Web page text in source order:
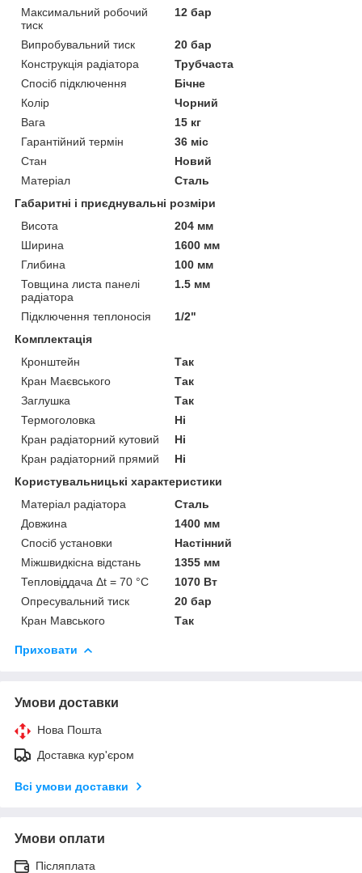
Максимальний робочий
тиск
12 бар
Випробувальний тиск
20 бар
Конструкція радіатора
Трубчаста
Спосіб підключення
Бічне
Колір
Чорний
Вага
15 кг
Гарантійний термін
36 міс
Стан
Новий
Матеріал
Сталь
Габаритні і приєднувальні розміри
Висота
204 мм
Ширина
1600 мм
Глибина
100 мм
Товщина листа панелі
радіатора
1.5 мм
Підключення теплоносія
1/2"
Комплектація
Кронштейн
Так
Кран Маєвського
Так
Заглушка
Так
Термоголовка
Ні
Кран радіаторний кутовий
Ні
Кран радіаторний прямий
Ні
Користувальницькі характеристики
Матеріал радіатора
Сталь
Довжина
1400 мм
Спосіб установки
Настінний
Міжшвидкісна відстань
1355 мм
Тепловіддача Δt = 70 °C
1070 Вт
Опресувальний тиск
20 бар
Кран Мавського
Так
Приховати
Умови доставки
Нова Пошта
Доставка кур'єром
Всі умови доставки
Умови оплати
Післяплата